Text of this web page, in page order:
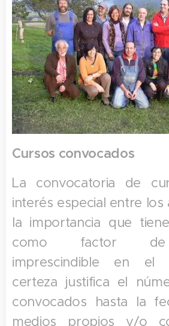
Cursos convocados
La convocatoria de
interés especial entre los
la importancia que
como factor de
imprescindible en el
certeza justifica el
convocados hasta la
medios propios y/o